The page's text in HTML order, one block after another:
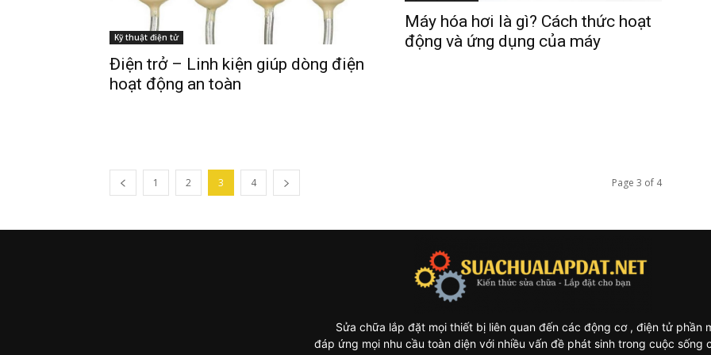
Kỹ thuật điện tử
Điện trở – Linh kiện giúp dòng điện
hoạt động an toàn
Máy hóa hơi là gì? Cách thức hoạt
động và ứng dụng của máy
1 2 3 4 Page 3 of 4
Sửa chữa lắp đặt mọi thiết bị liên quan đến các động cơ , điện tử phần
đáp ứng mọi nhu cầu toàn diện với nhiều vấn đề phát sinh trong cuộc sống